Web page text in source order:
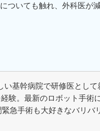
ついても触れ、外科医が
基幹病院で研修医とし
験。最新のロボット手術
急手術も大好きなバリバ